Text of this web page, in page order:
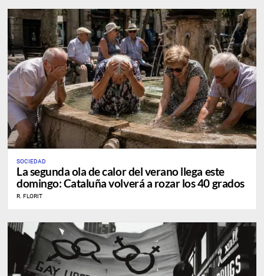
SOCIEDAD
La segunda ola de calor del verano llega este
domingo: Cataluña volverá a rozar los 40 grados
R. FLORIT